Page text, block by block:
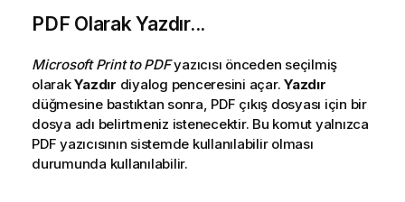
PDF Olarak Yazdır...
Microsoft Print to PDFyazıcısı önceden seçilmiş
olarakYazdır diyalog penceresini açar. Yazdır
düğmesine bastıktan sonra, PDF çıkış dosyası için bir
dosya adı belirtmeniz istenecektir. Bu komut yalnızca
PDF yazıcısının sistemde kullanılabilir olması
durumunda kullanılabilir.